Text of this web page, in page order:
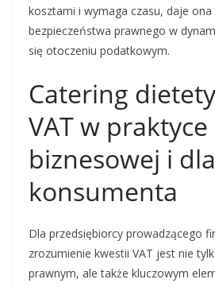
kosztami i wymaga czasu, daje ona
bezpieczeństwa prawnego w
się otoczeniu podatkowym.
Catering
VAT w praktyce
biznesowej i dla
konsumenta
Dla przedsiębiorcy prowadzącego
zrozumienie kwestii VAT jest nie
prawnym, ale także kluczowym